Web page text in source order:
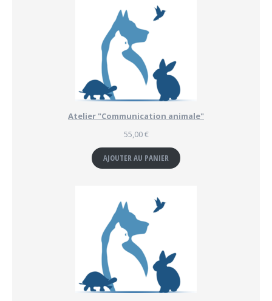
Atelier "Communication animale"
55,00€
AJOUTER AU PANIER